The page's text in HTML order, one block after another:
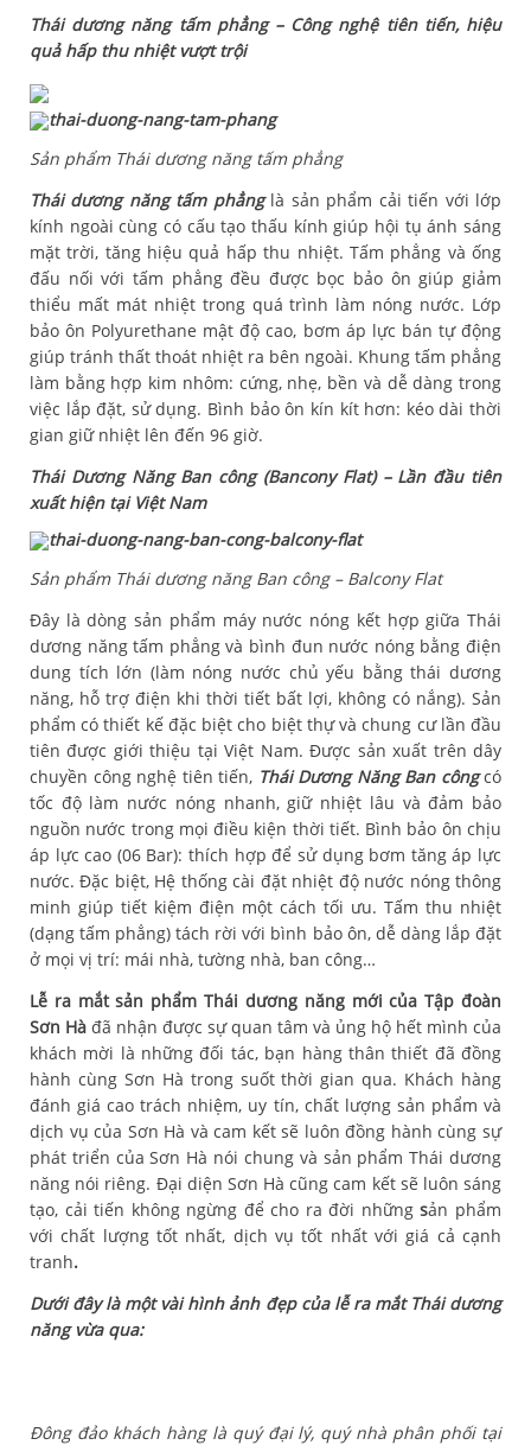
Thái dương năng tấm phẳng – Công nghệ tiên tiến, hiệu
quả hấp thu nhiệt vượt trội
Sản phẩm Thái dương năng tấm phẳng
Thái dương năng tấm phẳnglà sản phẩm cải tiến với lớp
kính ngoài cùng có cấu tạo thấu kính giúp hội tụ ánh sáng
mặt trời, tăng hiệu quả hấp thu nhiệt. Tấm phẳng và ống
đấu nối với tấm phẳng đều được bọc bảo ôn giúp giảm
thiểu mất mát nhiệt trong quá trình làm nóng nước. Lớp
bảo ôn Polyurethane mật độ cao, bơm áp lực bán tự động
giúp tránh thất thoát nhiệt ra bên ngoài. Khung tấm phẳng
làm bằng hợp kim nhôm: cứng, nhẹ, bền và dễ dàng trong
việc lắp đặt, sử dụng. Bình bảo ôn kín kít hơn: kéo dài thời
gian giữ nhiệt lên đến 96 giờ.
Thái Dương Năng Ban công (Bancony Flat) – Lần đầu tiên
xuất hiện tại Việt Nam
Sản phẩm Thái dương năng Ban công – Balcony Flat
Đây là dòng sản phẩm máy nước nóng kết hợp giữa Thái
dương năng tấm phẳng và bình đun nước nóng bằng điện
dung tích lớn (làm nóng nước chủ yếu bằng thái dương
năng, hỗ trợ điện khi thời tiết bất lợi, không có nắng). Sản
phẩm có thiết kế đặc biệt cho biệt thự và chung cư lần đầu
tiên được giới thiệu tại Việt Nam. Được sản xuất trên dây
chuyền công nghệ tiên tiến, Thái Dương Năng Ban côngcó
tốc độ làm nước nóng nhanh, giữ nhiệt lâu và đảm bảo
nguồn nước trong mọi điều kiện thời tiết. Bình bảo ôn chịu
áp lực cao (06 Bar): thích hợp để sử dụng bơm tăng áp lực
nước. Đặc biệt, Hệ thống cài đặt nhiệt độ nước nóng thông
minh giúp tiết kiệm điện một cách tối ưu. Tấm thu nhiệt
(dạng tấm phẳng) tách rời với bình bảo ôn, dễ dàng lắp đặt
ở mọi vị trí: mái nhà, tường nhà, ban công…
Lễ ra mắt sản phẩm Thái dương năng mới của Tập đoàn
Sơn Hà đã nhận được sự quan tâm và ủng hộ hết mình của
khách mời là những đối tác, bạn hàng thân thiết đã đồng
hành cùng Sơn Hà trong suốt thời gian qua. Khách hàng
đánh giá cao trách nhiệm, uy tín, chất lượng sản phẩm và
dịch vụ của Sơn Hà và cam kết sẽ luôn đồng hành cùng sự
phát triển của Sơn Hà nói chung và sản phẩm Thái dương
năng nói riêng. Đại diện Sơn Hà cũng cam kết sẽ luôn sáng
tạo, cải tiến không ngừng để cho ra đời nhữngsản phẩm
với chất lượng tốt nhất, dịch vụ tốt nhất với giá cả cạnh
tranh.
Dưới đây là một vài hình ảnh đẹp của lễ ra mắt Thái dương
năng vừa qua:
Đông đảo khách hàng là quý đại lý, quý nhà phân phối tại